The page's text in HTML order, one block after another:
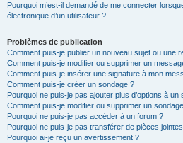
Pourquoi m’est-il demandé de me connecter
électronique d’un utilisateur ?
Problèmes de publication
Comment puis-je publier un nouveau sujet ou une
Comment puis-je modifier ou supprimer un
Comment puis-je insérer une signature à mon
Comment puis-je créer un sondage ?
Pourquoi ne puis-je pas ajouter plus d’options à un
Comment puis-je modifier ou supprimer un
Pourquoi ne puis-je pas accéder à un forum ?
Pourquoi ne puis-je pas transférer de pièces
Pourquoi ai-je reçu un avertissement ?